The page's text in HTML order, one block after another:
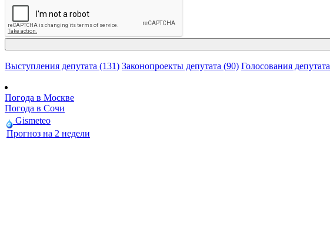
Выступления депутата (131) Законопроекты депутата (90) Голосования депутата
Погода в Москве
Погода в Сочи
Gismeteo
Прогноз на 2 недели